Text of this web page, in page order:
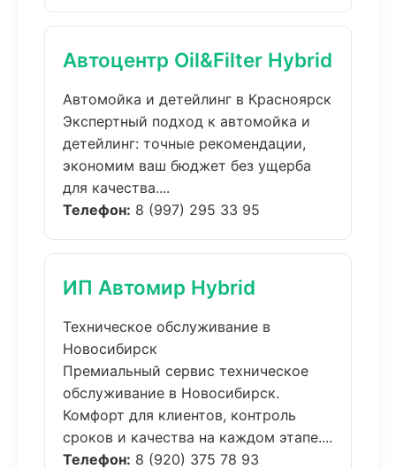
Автоцентр Oil&Filter Hybrid
Автомойка и детейлинг в Красноярск
Экспертный подход к автомойка и
детейлинг: точные рекомендации,
экономим ваш бюджет без ущерба
для качества....
Телефон: 8 (997) 295 33 95
ИП Автомир Hybrid
Техническое обслуживание в
Новосибирск
Премиальный сервис техническое
обслуживание в Новосибирск.
Комфорт для клиентов, контроль
сроков и качества на каждом этапе....
Телефон: 8 (920) 375 78 93